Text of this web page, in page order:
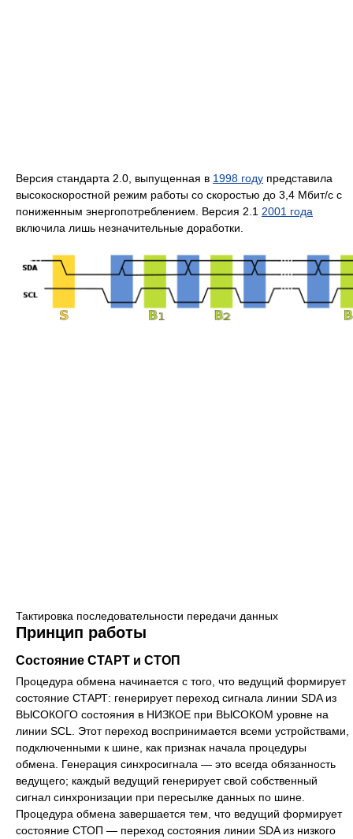
Версия стандарта 2.0, выпущенная в 1998 году представила
высокоскоростной режим работы со скоростью до 3,4 Мбит/с с
пониженным энергопотреблением. Версия 2.1 2001 года
включила лишь незначительные доработки.
Тактировка последовательности передачи данных
Принцип работы
Состояние СТАРТ и СТОП
Процедура обмена начинается с того, что ведущий формирует
состояние СТАРТ: генерирует переход сигнала линии SDA из
ВЫСОКОГО состояния в НИЗКОЕ при ВЫСОКОМ уровне на
линии SCL. Этот переход воспринимается всеми устройствами,
подключенными к шине, как признак начала процедуры
обмена. Генерация синхросигнала — это всегда обязанность
ведущего; каждый ведущий генерирует свой собственный
сигнал синхронизации при пересылке данных по шине.
Процедура обмена завершается тем, что ведущий формирует
состояние СТОП — переход состояния линии SDA из низкого